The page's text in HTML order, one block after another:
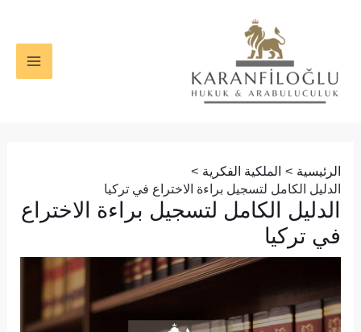
الرئيسية
الملكية الفكرية
الدليل الكامل لتسجيل براءة الاختراع في تركيا
الدليل الكامل لتسجيل براءة الاختراع
في تركيا